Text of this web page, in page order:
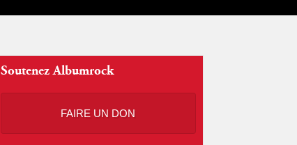
Soutenez Albumrock
FAIRE UN DON